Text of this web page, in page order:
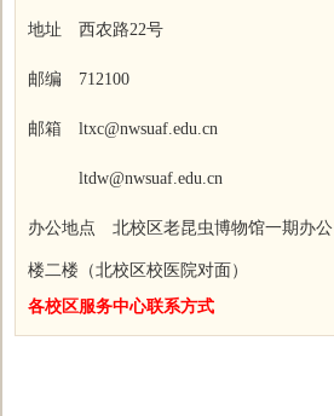
地址 西农路22号
邮编 712100
邮箱 ltxc@nwsuaf.edu.cn
ltdw@nwsuaf.edu.cn
办公地点 北校区老昆虫博物馆一期办公
楼二楼（北校区校医院对面）
各校区服务中心联系方式